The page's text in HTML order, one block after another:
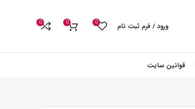
ورود / فرم ثبت نام 0
0
0
قوانین سایت